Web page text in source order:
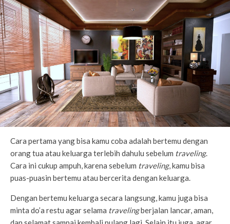
Cara pertama yang bisa kamu coba adalah bertemu dengan
orang tua atau keluarga terlebih dahulu sebelum traveling.
Cara ini cukup ampuh, karena sebelum traveling, kamu bisa
puas-puasin bertemu atau bercerita dengan keluarga.
Dengan bertemu keluarga secara langsung, kamu juga bisa
minta do’a restu agar selama travelingberjalan lancar, aman,